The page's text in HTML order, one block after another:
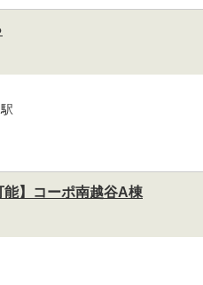
駅
能】コーポ南越谷A棟